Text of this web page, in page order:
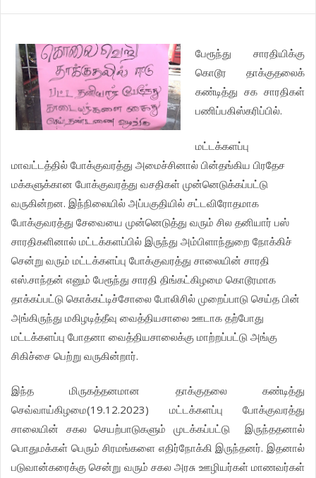
பேரூந்து
சாரதியிக்கு
கொடூர
தாக்குதலைக்
கண்டித்து
சக சாரதிகள்
பணிப்பகிஸ்கரிப்பில்.
மட்டக்களப்பு
மாவட்டத்தில் போக்குவரத்து அமைச்சினால் பின்தங்கிய பிரதேச
மக்களுக்கான போக்குவரத்து வசதிகள் முன்னெடுக்கப்பட்டு
வருகின்றன. இந்நிலையில் அப்பகுதியில் சட்டவிரோதமாக
போக்குவரத்து சேவையை முன்னெடுத்து வரும் சில தனியார் பஸ்
சாரதிகளினால் மட்டக்களப்பில் இருந்து அம்பிளாந்துறை நோக்கிச்
சென்று வரும் மட்டக்களப்பு போக்குவரத்து சாலையின் சாரதி
எஸ்.சாந்தன் எனும் பேரூந்து சாரதி திங்கட்கிழமை கொடூரமாக
தாக்கப்பட்டு கொக்கட்டிச்சோலை போலிசில் முறைப்பாடு செய்த பின்
அங்கிருந்து மகிழடித்தீவு வைத்தியசாலை ஊடாக தற்போது
மட்டக்களப்பு போதனா வைத்தியசாலைக்கு மாற்றப்பட்டு அங்கு
சிகிச்சை பெற்று வருகின்றார்.
இந்த மிருகத்தனமான தாக்குதலை
கண்டித்து
செவ்வாய்கிழமை(19.12.2023) மட்டக்களப்பு
போக்குவரத்து
சாலையின்
சகல செயற்பாடுகளும் முடக்கப்பட்டு
இருந்ததனால்
பொதுமக்கள் பெரும் சிரமங்களை எதிர்நோக்கி இருந்தனர். இதனால்
படுவான்கரைக்கு சென்று வரும் சகல அரசு ஊழியர்கள் மாணவர்கள்